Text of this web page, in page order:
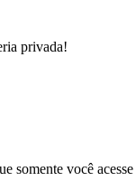
privada!
somente você